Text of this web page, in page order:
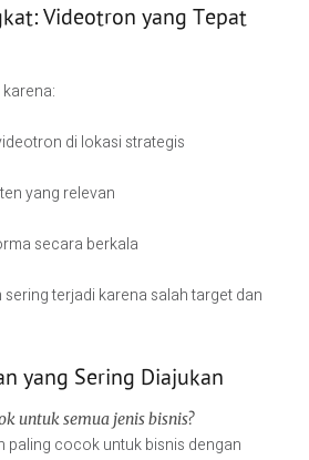
Videotron yang Tepat
di lokasi strategis
yang relevan
secara berkala
terjadi karena salah target dan
yang Sering Diajukan
untuk semua jenis bisnis?
paling cocok untuk bisnis dengan